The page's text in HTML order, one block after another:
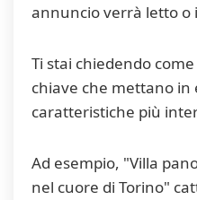
annuncio verrà letto o
Ti stai chiedendo
chiave che mettano in
caratteristiche più
Ad esempio, "Villa
nel cuore di Torino"